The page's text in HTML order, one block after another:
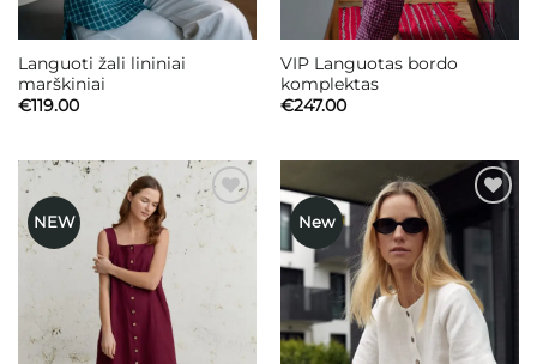
Languoti žali lininiai
marškiniai
€119.00
VIP Languotas bordo
komplektas
€247.00
NEW
Mėgstamiausias
New
Mėgstamiausias